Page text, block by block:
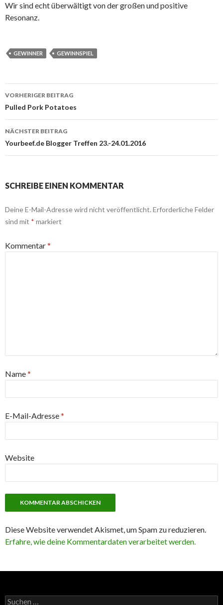
Wir sind echt überwältigt von der großen und positive
Resonanz.
GEWINNER GEWINNSPIEL
Beitrags-
Navigation
VORHERIGER BEITRAG
Pulled Pork Potatoes
NÄCHSTER BEITRAG
Yourbeef.de Blogger Treffen 23.-24.01.2016
SCHREIBE EINEN KOMMENTAR
Deine E-Mail-Adresse wird nicht veröffentlicht. Erforderliche Felder
sind mit * markiert
Kommentar*
Name*
E-Mail-Adresse*
Website
Diese Website verwendet Akismet, um Spam zu reduzieren.
Erfahre, wie deine Kommentardaten verarbeitet werden.
Suchen